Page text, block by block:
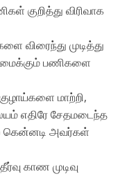
குறித்து விரிவாக
விரைந்து முடித்து
பணிகளை
மாற்றி,
எதிரே சேதமடைந்த
கென்னடி அவர்கள்
காண முடிவு